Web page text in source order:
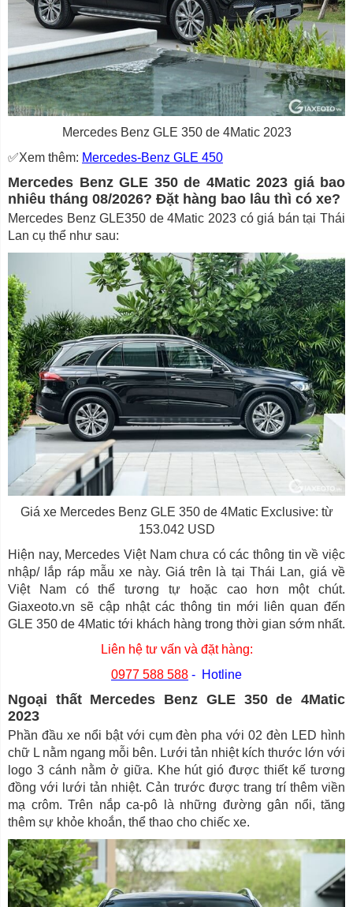
Mercedes Benz GLE 350 de 4Matic 2023
✅Xem thêm: Mercedes-Benz GLE 450
Mercedes Benz GLE 350 de 4Matic 2023 giá bao
nhiêu tháng 08/2026? Đặt hàng bao lâu thì có xe?
Mercedes Benz GLE350 de 4Matic 2023 có giá bán tại Thái
Lan cụ thể như sau:
Giá xe Mercedes Benz GLE 350 de 4Matic Exclusive: từ
153.042 USD
Hiện nay, Mercedes Việt Nam chưa có các thông tin về việc
nhập/ lắp ráp mẫu xe này. Giá trên là tại Thái Lan, giá về
Việt Nam có thể tương tự hoặc cao hơn một chút.
Giaxeoto.vn sẽ cập nhật các thông tin mới liên quan đến
GLE 350 de 4Matic tới khách hàng trong thời gian sớm nhất.
Liên hệ tư vấn và đặt hàng:
0977 588 588 - Hotline
Ngoại thất Mercedes Benz GLE 350 de 4Matic
2023
Phần đầu xe nổi bật với cụm đèn pha với 02 đèn LED hình
chữ L nằm ngang mỗi bên. Lưới tản nhiệt kích thước lớn với
logo 3 cánh nằm ở giữa. Khe hút gió được thiết kế tương
đồng với lưới tản nhiệt. Cản trước được trang trí thêm viền
mạ crôm. Trên nắp ca-pô là những đường gân nổi, tăng
thêm sự khỏe khoắn, thể thao cho chiếc xe.